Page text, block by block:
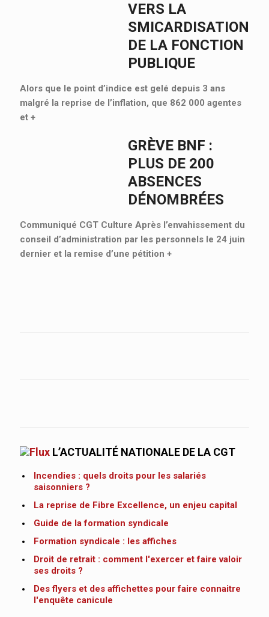
VERS LA
SMICARDISATION
DE LA FONCTION
PUBLIQUE
Alors que le point d’indice est gelé depuis 3 ans
malgré la reprise de l’inflation, que 862 000 agentes
et +
GRÈVE BNF :
PLUS DE 200
ABSENCES
DÉNOMBRÉES
Communiqué CGT Culture Après l’envahissement du
conseil d’administration par les personnels le 24 juin
dernier et la remise d’une pétition +
L’ACTUALITÉ NATIONALE DE LA CGT
Incendies : quels droits pour les salariés
saisonniers ?
La reprise de Fibre Excellence, un enjeu capital
Guide de la formation syndicale
Formation syndicale : les affiches
Droit de retrait : comment l'exercer et faire valoir
ses droits ?
Des flyers et des affichettes pour faire connaitre
l'enquête canicule